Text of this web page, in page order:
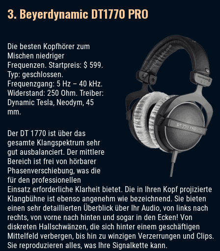
3. Beyerdynamic DT1770 PRO
Die besten Kopfhörer zum
Mischen niedriger
Frequenzen. Startpreis: $ 599.
Typ: geschlossen.
Frequenzgang: 5 Hz – 40 kHz.
Widerstand: 250 Ohm. Treiber:
Dynamic Tesla, Neodym, 45
mm.
Der DT 1770 ist über das
gesamte Klangspektrum sehr
gut ausbalanciert. Der mittlere
Bereich ist frei von hörbarer
Phasenverschiebung, was die
für den professionellen
Einsatz erforderliche Klarheit bietet. Die in Ihren Kopf projizierte
Klangbühne ist ebenso angenehm wie bezeichnend. Sie bieten
einen sehr detaillierten Überblick über Ihr Audio, von links nach
rechts, von vorne nach hinten und sogar in den Ecken! Von
diskreten Hallschwänzen, die sich hinter einem geschäftigen
Mittelfeld verbergen, bis hin zu winzigen Verzerrungen und Clips.
Sie reproduzieren alles, was Ihre Signalkette kann.